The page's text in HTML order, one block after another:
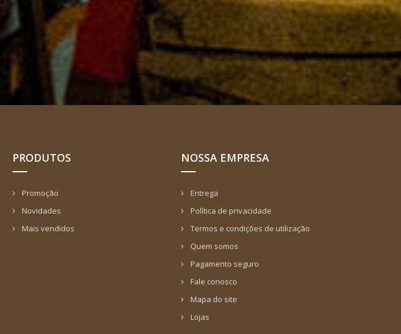
PRODUTOS
Promoção
Novidades
Mais vendidos
NOSSA EMPRESA
Entrega
Política de privacidade
Termos e condições de utilização
Quem somos
Pagamento seguro
Fale conosco
Mapa do site
Lojas